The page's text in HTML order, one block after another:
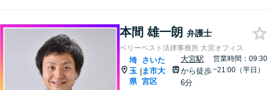
本間 雄一朗 弁護士
ベリーベスト法律事務所 大宮オフィス
埼
玉
県
|
さいた
ま市大
宮区
大宮駅
から徒歩
6分
営業時間：09:30
~21:00（平日）